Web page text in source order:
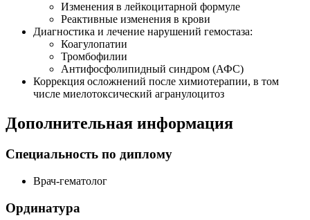
Изменения в лейкоцитарной формуле
Реактивные изменения в крови
Диагностика и лечение нарушений гемостаза:
Коагулопатии
Тромбофилии
Антифосфолипидный синдром (АФС)
Коррекция осложнений после химиотерапии, в том
числе миелотоксический агранулоцитоз
Дополнительная информация
Специальность по диплому
Врач-гематолог
Ординатура